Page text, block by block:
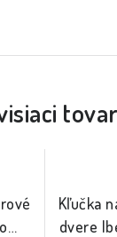
tovar
Kľučka
dvere